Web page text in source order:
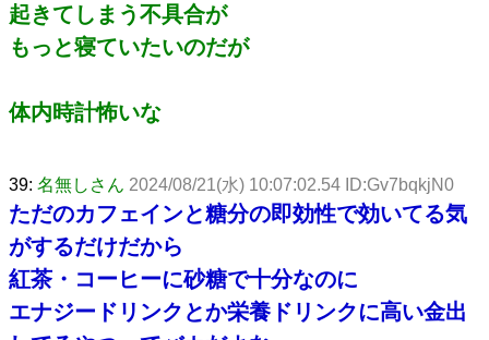
起きてしまう不具合が
もっと寝ていたいのだが
体内時計怖いな
39: 名無しさん 2024/08/21(水) 10:07:02.54 ID:Gv7bqkjN0
ただのカフェインと糖分の即効性で効いてる気
がするだけだから
紅茶・コーヒーに砂糖で十分なのに
エナジードリンクとか栄養ドリンクに高い金出